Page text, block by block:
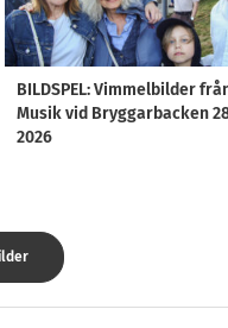
BILDSPEL: Vimmelbilder
Musik vid Bryggarbacken
2026